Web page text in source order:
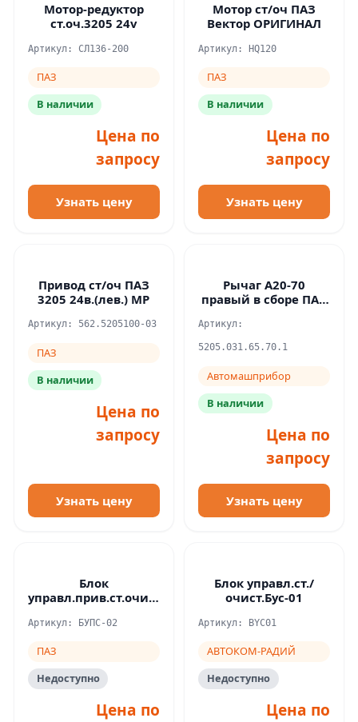
Мотор-редуктор
ст.оч.3205 24v
Артикул: СЛ136-200
ПАЗ
В наличии
Цена по
запросу
Узнать цену
Мотор ст/оч ПАЗ
Вектор ОРИГИНАЛ
Артикул: HQ120
ПАЗ
В наличии
Цена по
запросу
Узнать цену
Привод ст/оч ПАЗ
3205 24в.(лев.) MP
Артикул: 562.5205100-03
ПАЗ
В наличии
Цена по
запросу
Узнать цену
Рычаг А20-70
правый в сборе ПАЗ
Артикул:
5205.031.65.70.1
Автомашприбор
В наличии
Цена по
запросу
Узнать цену
Блок
управл.прив.ст.очистителя
Артикул: БУПС-02
ПАЗ
Недоступно
Цена по
Блок управл.ст./
очист.Бус-01
Артикул: BYC01
АВТОКОМ-РАДИЙ
Недоступно
Цена по